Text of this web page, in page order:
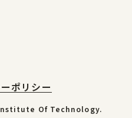
ポリシー
Of Technology.